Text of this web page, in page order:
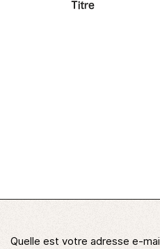
Titre
Quelle est votre adresse e-mail